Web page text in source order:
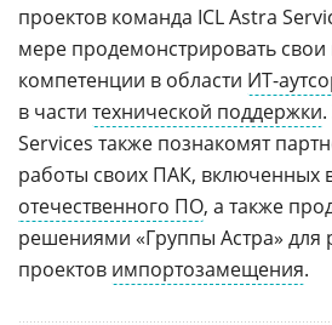
проектов команда ICL Astra
мере продемонстрировать свои
компетенции в области ИТ-
в части технической поддержки
Services также познакомят
работы своих ПАК, включенных
отечественного ПО, а также
решениями «Группы Астра» для
проектов импортозамещения.